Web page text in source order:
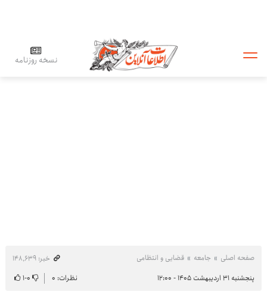
نسخه روزنامه
صفحه اصلی جامعه قضایی و انتظامی
خبر: ۱۴۸٬۶۳۹
پنجشنبه ۳۱ اردیبهشت ۱۴۰۵ - ۱۲:۰۰
نظرات: ۰ ۰-۱